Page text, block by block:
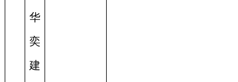
华
奕
建